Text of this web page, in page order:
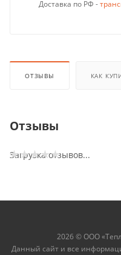
Доставка по РФ -
ОТЗЫВЫ КАК
Отзывы
Загрузка отзывов...
2026 © ООО
Данный сайт и все